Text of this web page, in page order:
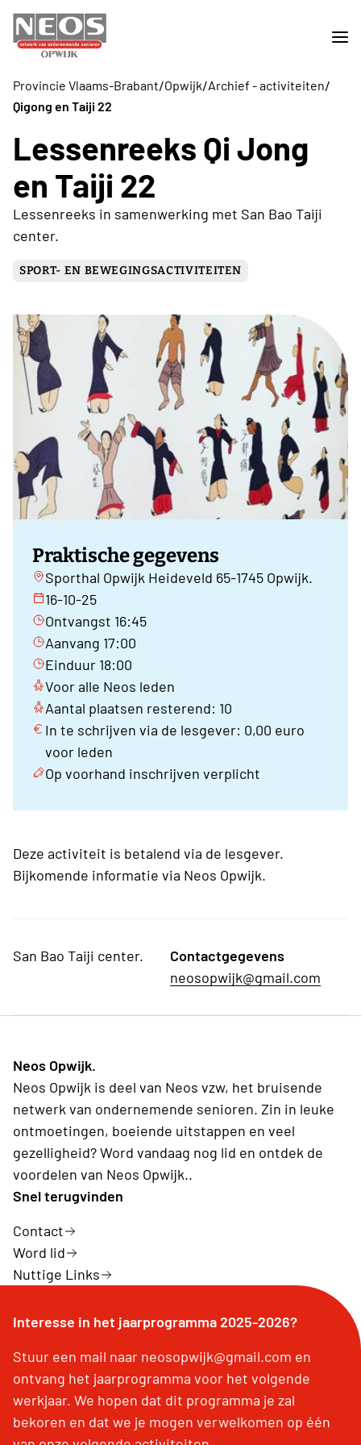
Provincie Vlaams-Brabant/Opwijk/Archief - activiteiten/
Qigong en Taiji 22
Lessenreeks Qi Jong
en Taiji 22
Lessenreeks in samenwerking met San Bao Taiji
center.
SPORT- EN BEWEGINGSACTIVITEITEN
Praktische gegevens
Sporthal Opwijk Heideveld 65-1745 Opwijk.
16-10-25
Ontvangst 16:45
Aanvang 17:00
Einduur 18:00
Voor alle Neos leden
Aantal plaatsen resterend: 10
In te schrijven via de lesgever: 0,00 euro
voor leden
Op voorhand inschrijven verplicht
Deze activiteit is betalend via de lesgever.
Bijkomende informatie via Neos Opwijk.
San Bao Taiji center.
Contactgegevens
neosopwijk@gmail.com
Neos Opwijk.
Neos Opwijk is deel van Neos vzw, het bruisende
netwerk van ondernemende senioren. Zin in leuke
ontmoetingen, boeiende uitstappen en veel
gezelligheid? Word vandaag nog lid en ontdek de
voordelen van Neos Opwijk..
Snel terugvinden
Contact
Word lid
Nuttige Links
Interesse in het jaarprogramma 2025-2026?
Stuur een mail naar neosopwijk@gmail.com en
ontvang het jaarprogramma voor het volgende
werkjaar. We hopen dat dit programma je zal
bekoren en dat we je mogen verwelkomen op één